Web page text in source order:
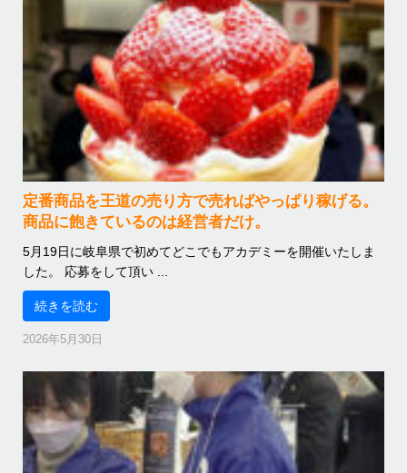
定番商品を王道の売り方で売ればやっぱり稼げる。
商品に飽きているのは経営者だけ。
5月19日に岐阜県で初めてどこでもアカデミーを開催いたしま
した。 応募をして頂い ...
続きを読む
2026年5月30日